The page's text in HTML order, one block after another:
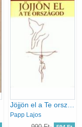
Jöjjön el a Te országod
Papp Lajos